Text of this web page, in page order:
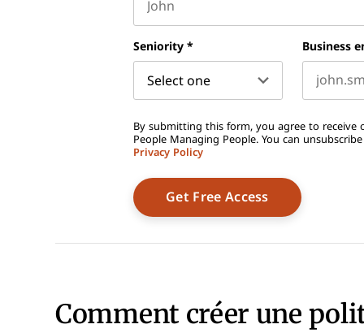
Seniority * Business
By submitting this form, you agree to receive
People Managing People. You can
Privacy Policy
Comment créer une